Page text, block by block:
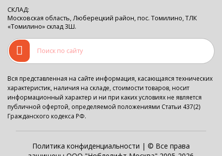
СКЛАД:
Московская область, Люберецкий район, пос. Томилино, ТЛК
«Томилино» склад 3Ш.
Вся представленная на сайте информация, касающаяся технических
характеристик, наличия на складе, стоимости товаров, носит
информационный характер и ни при каких условиях не является
публичной офертой, определяемой положениями Статьи 437(2)
Гражданского кодекса РФ.
Политика конфиденциальности | © Все права